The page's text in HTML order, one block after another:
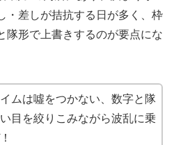
・差しが拮抗する日が多く、枠
隊形で上書きするのが要点にな
ムは噓をつかない、数字と隊
目を絞りこみながら波乱に乗